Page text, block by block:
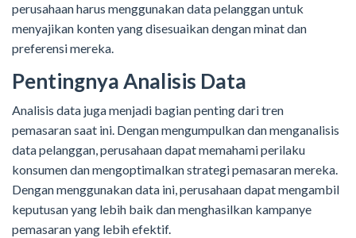
perusahaan harus menggunakan data pelanggan untuk
menyajikan konten yang disesuaikan dengan minat dan
preferensi mereka.
Pentingnya Analisis Data
Analisis data juga menjadi bagian penting dari tren
pemasaran saat ini. Dengan mengumpulkan dan menganalisis
data pelanggan, perusahaan dapat memahami perilaku
konsumen dan mengoptimalkan strategi pemasaran mereka.
Dengan menggunakan data ini, perusahaan dapat mengambil
keputusan yang lebih baik dan menghasilkan kampanye
pemasaran yang lebih efektif.